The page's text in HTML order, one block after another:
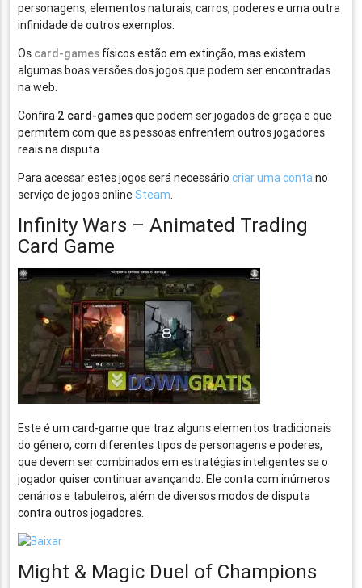
personagens, elementos naturais, carros, poderes e uma outra
infinidade de outros exemplos.
Os card-games físicos estão em extinção, mas existem
algumas boas versões dos jogos que podem ser encontradas
na web.
Confira 2 card-gamesque podem ser jogados de graça e que
permitem com que as pessoas enfrentem outros jogadores
reais na disputa.
Para acessar estes jogos será necessáriocriar uma contano
serviço de jogos onlineSteam.
Infinity Wars – Animated Trading
Card Game
Este é um card-game que traz alguns elementos tradicionais
do gênero, com diferentes tipos de personagens e poderes,
que devem ser combinados em estratégias inteligentes se o
jogador quiser continuar avançando. Ele conta com inúmeros
cenários e tabuleiros, além de diversos modos de disputa
contra outros jogadores.
Might & Magic Duel of Champions